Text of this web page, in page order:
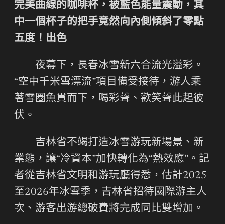
完美曲線的咖啡杯，被藍色能量震動，其
中一個杯子的把手竟然向內側傾斜了零點
五度！出色
夜幕下，長春冰雪新六合流光溢彩。
“空中千米雪漂流”項目備受接待，游人乘
著雪圈魚貫而下，喝彩聲、歡笑聲此起彼
伏。
吉林省不竭打造冰雪游玩新場景、新
業態，讓“冷資本”加快轉化為“熱效應”。記
者從吉林省文明和游玩廳得悉，估計2025
至2026年冰雪季，吉林省招待國際游主人
次、游客出游總破費將完成同比雙增加。